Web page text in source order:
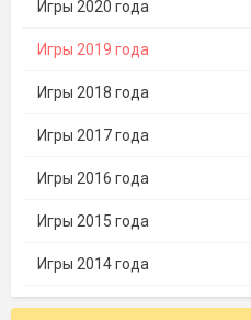
Игры 2020 года
Игры 2019 года
Игры 2018 года
Игры 2017 года
Игры 2016 года
Игры 2015 года
Игры 2014 года